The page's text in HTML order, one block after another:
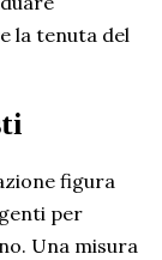
la tenuta del
figura
per
Una misura